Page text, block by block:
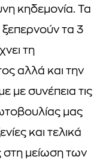
κηδεμονία. Τα
τα 3
τη
αλλά και την
με συνέπεια τις
μας
και τελικά
στη μείωση των